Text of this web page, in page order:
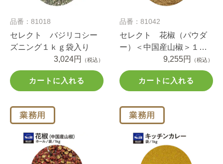
品番：81018
セレクト バジリコシー
ズニング１ｋｇ袋入り
3,024円
（税込）
カートに入れる
品番：81042
セレクト 花椒（パウダ
ー）＜中国産山椒＞１ｋ
9,255円 （税込）
カートに入れる